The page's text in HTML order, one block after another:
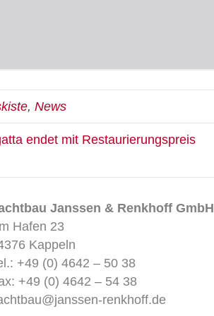
, News
endet mit Restaurierungspreis
Janssen & Renkhoff GmbH
Hafen 23
Kappeln
+49 (0) 4642 – 50 38
+49 (0) 4642 – 54 38
renkhoff.de